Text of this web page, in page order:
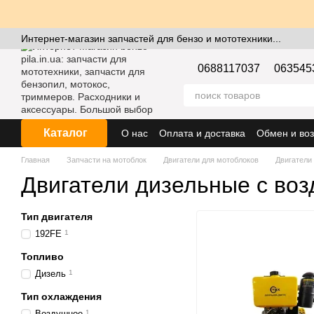
Интернет-магазин запчастей для бензо и мототехники...
0688117037
Каталог О нас Оплата и доставка Обмен и
Главная Запчасти на мотоблок Двигатели для мотоблоков
Двигатели дизельные с
Тип двигателя
192FE 1
Топливо
Дизель 1
Тип охлаждения
1